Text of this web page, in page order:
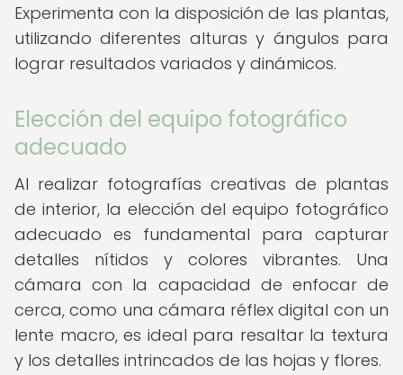
Experimenta con la disposición de las plantas,
utilizando diferentes alturas y ángulos para
lograr resultados variados y dinámicos.
Elección del equipo fotográfico
adecuado
Al realizar fotografías creativas de plantas
de interior, la elección del equipo fotográfico
adecuado es fundamental para capturar
detalles nítidos y colores vibrantes. Una
cámara con la capacidad de enfocar de
cerca, como una cámara réflex digital con un
lente macro, es ideal para resaltar la textura
y los detalles intrincados de las hojas y flores.